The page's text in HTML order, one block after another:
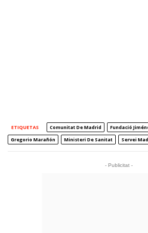
ETIQUETAS Comunitat De Madrid
Fundació
Gregorio Marañón
Ministeri De Sanitat Servei
- Publicitat -